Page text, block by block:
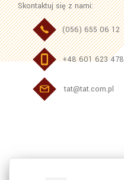
Skontaktuj się z nami:
(056) 655 06 12
+48 601 623 478
tat@tat.com.pl